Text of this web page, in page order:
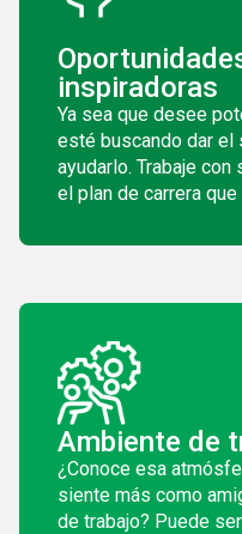
inspiradoras
Ya sea que desee
esté buscando dar el
ayudarlo. Trabaje
el plan de carrera
Ambiente de
¿Conoce esa
siente más como
de trabajo? Puede